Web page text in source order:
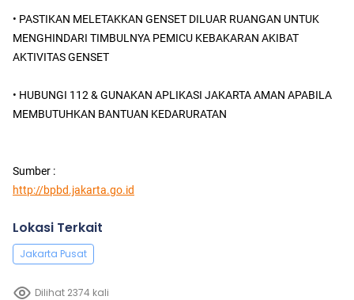
• PASTIKAN MELETAKKAN GENSET DILUAR RUANGAN UNTUK
MENGHINDARI TIMBULNYA PEMICU KEBAKARAN AKIBAT
AKTIVITAS GENSET
• HUBUNGI 112 & GUNAKAN APLIKASI JAKARTA AMAN APABILA
MEMBUTUHKAN BANTUAN KEDARURATAN
Sumber :
http://bpbd.jakarta.go.id
Lokasi Terkait
Jakarta Pusat
Dilihat 2374 kali